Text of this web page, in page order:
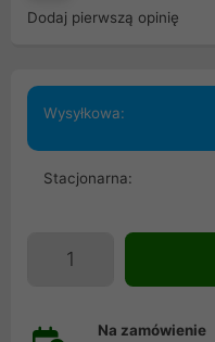
Dodaj pierwszą opinię
Wysyłkowa:
Stacjonarna:
Na zamówienie